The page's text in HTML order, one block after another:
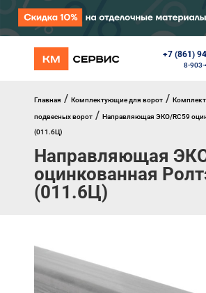
+7 (861)
8-
КАТАЛОГ
Перегрузочное оборудование
Уличные калитки
Шлагбаумы
Противопожарные ворота
Противопожарные шторы
Внешняя солнцезащита
Окна, порталы, двери
Главная / Комплектующие для ворот /
подвесных ворот / Направляющая ЭКО/RC59
(011.6Ц)
Направляющая
оцинкованная
(011.6Ц)